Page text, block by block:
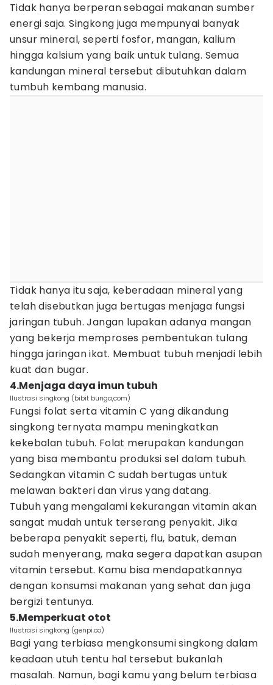
Tidak hanya berperan sebagai makanan sumber
energi saja. Singkong juga mempunyai banyak
unsur mineral, seperti fosfor, mangan, kalium
hingga kalsium yang baik untuk tulang. Semua
kandungan mineral tersebut dibutuhkan dalam
tumbuh kembang manusia.
Tidak hanya itu saja, keberadaan mineral yang
telah disebutkan juga bertugas menjaga fungsi
jaringan tubuh. Jangan lupakan adanya mangan
yang bekerja memproses pembentukan tulang
hingga jaringan ikat. Membuat tubuh menjadi lebih
kuat dan bugar.
4.Menjaga daya imun tubuh
Ilustrasi singkong (bibit bunga,com)
Fungsi folat serta vitamin C yang dikandung
singkong ternyata mampu meningkatkan
kekebalan tubuh. Folat merupakan kandungan
yang bisa membantu produksi sel dalam tubuh.
Sedangkan vitamin C sudah bertugas untuk
melawan bakteri dan virus yang datang.
Tubuh yang mengalami kekurangan vitamin akan
sangat mudah untuk terserang penyakit. Jika
beberapa penyakit seperti, flu, batuk, deman
sudah menyerang, maka segera dapatkan asupan
vitamin tersebut. Kamu bisa mendapatkannya
dengan konsumsi makanan yang sehat dan juga
bergizi tentunya.
5.Memperkuat otot
Ilustrasi singkong (genpi.co)
Bagi yang terbiasa mengkonsumi singkong dalam
keadaan utuh tentu hal tersebut bukanlah
masalah. Namun, bagi kamu yang belum terbiasa